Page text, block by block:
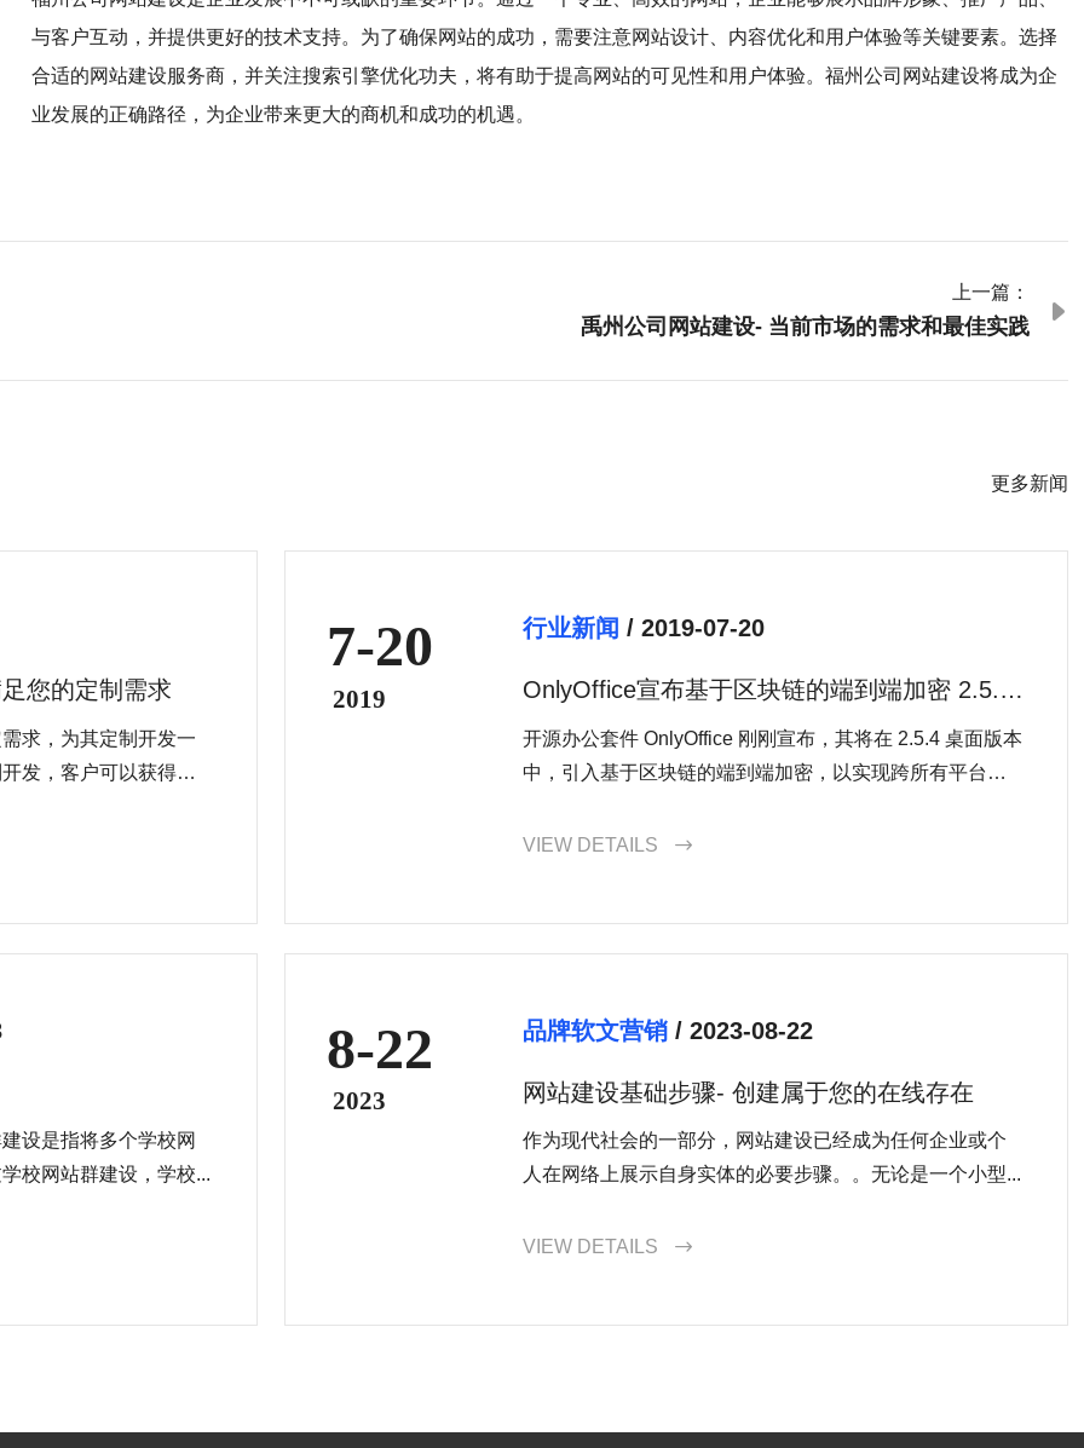
与客户互动，并提供更好的技术支持。为了确保网站的成功，需要注意网站设计、内容优化和用户体验等关键要素。选择
合适的网站建设服务商，并关注搜索引擎优化功夫，将有助于提高网站的可见性和用户体验。福州公司网站建设将成为企
业发展的正确路径，为企业带来更大的商机和成功的机遇。
上一篇：
禹州公司网站建设- 当前市场的需求和最佳实践

更多新闻
您的定制需求
求，为其定制开发一
发，客户可以获得一
7-20
2019
行业新闻 / 2019-07-20
OnlyOffice宣布基于区块链的端到端加密 2.5.4
版本即将发布
开源办公套件 OnlyOffice 刚刚宣布，其将在 2.5.4 桌面版本
中，引入基于区块链的端到端加密，以实现跨所有平台的
使用 AEX-2
VIEW DETAILS 
设是指将多个学校网
校网站群建设，学校...
8-22
2023
品牌软文营销 / 2023-08-22
网站建设基础步骤- 创建属于您的在线存在
作为现代社会的一部分，网站建设已经成为任何企业或个
人在网络上展示自身实体的必要步骤。。无论是一个小型...
VIEW DETAILS 